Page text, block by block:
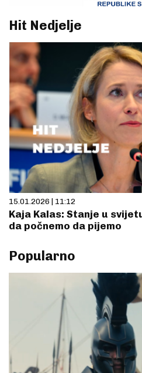
Hit Nedjelje
15.01.2026 | 11:12
Kaja Kalas: Stanje u
da počnemo da pijemo
Popularno